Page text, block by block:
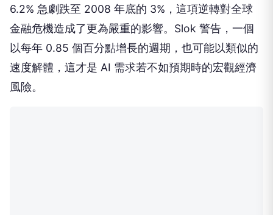
6.2% 急劇跌至 2008 年底的 3%，這項逆轉對全球
金融危機造成了更為嚴重的影響。Slok 警告，一個
以每年 0.85 個百分點增長的週期，也可能以類似的
速度解體，這才是 AI 需求若不如預期時的宏觀經濟
風險。